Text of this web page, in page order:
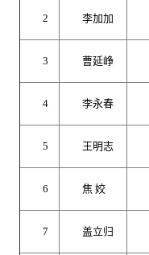
2 李加加
3 曹延峥
4 李永春
5 王明志
6 焦 姣
7 盖立归